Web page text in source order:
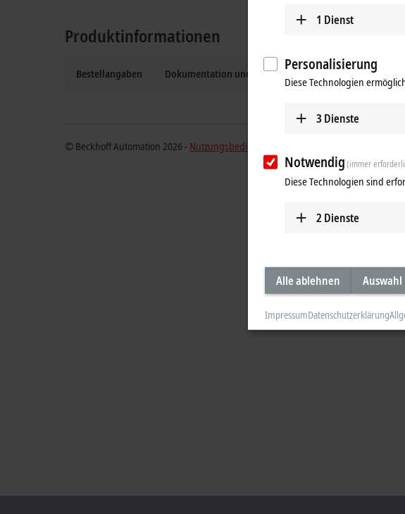
Produktinformationen
Bestellangaben Dokumentation und Downloads Ergänzende
© Beckhoff Automation 2026 - Nutzungsbedingungen
1 Dienst
Personalisierung
Diese Technologien
3 Dienste
Notwendig(immer
Diese Technologien sind
2 Dienste
Alle ablehnen
ImpressumDatenschutzerklärung